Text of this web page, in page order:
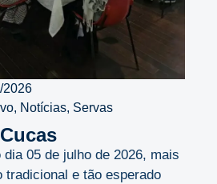
2026
, Notícias, Servas
05 de julho de 2026, mais
tradicional e tão esperado